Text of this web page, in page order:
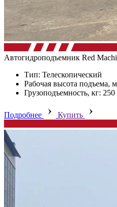
Автогидроподъемник Red
Тип: Телескопический
Рабочая высота подъема,
Грузоподъемность, кг: 250
Подробнее Купить